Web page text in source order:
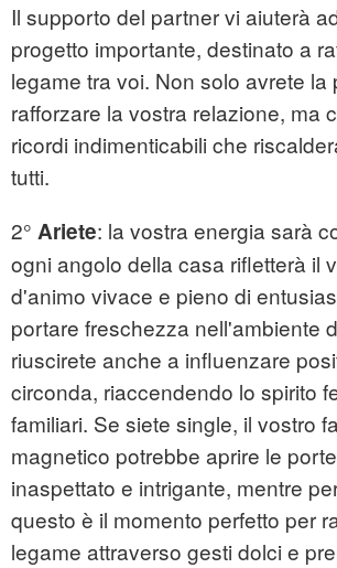
Il supporto del partner vi aiuterà
progetto importante, destinato a
legame tra voi. Non solo avrete la
rafforzare la vostra relazione, ma
ricordi indimenticabili che
tutti.
2° Ariete: la vostra energia sarà
ogni angolo della casa rifletterà il
d'animo vivace e pieno di
portare freschezza nell'ambiente
riuscirete anche a influenzare
circonda, riaccendendo lo spirito
familiari. Se siete single, il vostro
magnetico potrebbe aprire le
inaspettato e intrigante, mentre
questo è il momento perfetto per
legame attraverso gesti dolci e